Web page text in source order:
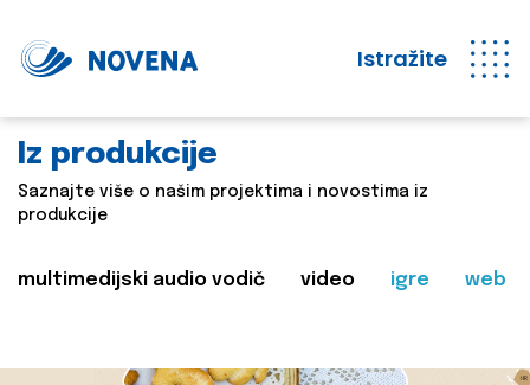
Istražite
Iz produkcije
Saznajte više o našim projektima i novostima iz
produkcije
multimedijski audio vodič video igre web